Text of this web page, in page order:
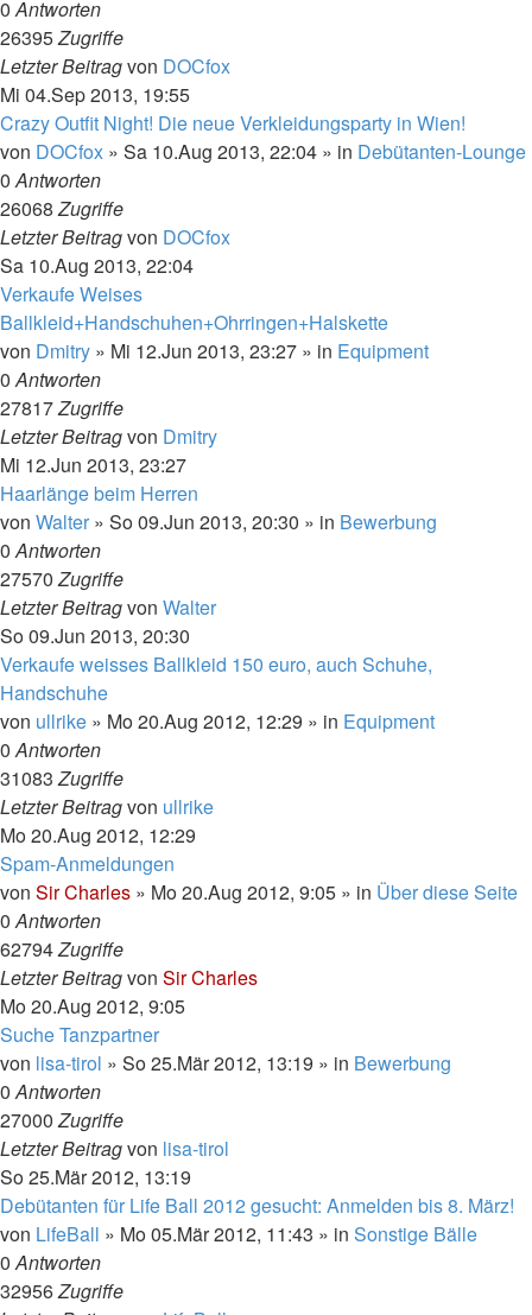
0Antworten
26395Zugriffe
Letzter Beitragvon DOCfox
Mi 04.Sep 2013, 19:55
Crazy Outfit Night! Die neue Verkleidungsparty in Wien!
von DOCfox » Sa 10.Aug 2013, 22:04 » in Debütanten-Lounge
0Antworten
26068Zugriffe
Letzter Beitragvon DOCfox
Sa 10.Aug 2013, 22:04
Verkaufe Weises
Ballkleid+Handschuhen+Ohrringen+Halskette
von Dmitry » Mi 12.Jun 2013, 23:27 » in Equipment
0Antworten
27817Zugriffe
Letzter Beitragvon Dmitry
Mi 12.Jun 2013, 23:27
Haarlänge beim Herren
von Walter » So 09.Jun 2013, 20:30 » in Bewerbung
0Antworten
27570Zugriffe
Letzter Beitragvon Walter
So 09.Jun 2013, 20:30
Verkaufe weisses Ballkleid 150 euro, auch Schuhe,
Handschuhe
von ullrike » Mo 20.Aug 2012, 12:29 » in Equipment
0Antworten
31083Zugriffe
Letzter Beitragvon ullrike
Mo 20.Aug 2012, 12:29
Spam-Anmeldungen
von Sir Charles » Mo 20.Aug 2012, 9:05 » in Über diese Seite
0Antworten
62794Zugriffe
Letzter Beitragvon Sir Charles
Mo 20.Aug 2012, 9:05
Suche Tanzpartner
von lisa-tirol » So 25.Mär 2012, 13:19 » in Bewerbung
0Antworten
27000Zugriffe
Letzter Beitragvon lisa-tirol
So 25.Mär 2012, 13:19
Debütanten für Life Ball 2012 gesucht: Anmelden bis 8. März!
von LifeBall » Mo 05.Mär 2012, 11:43 » in Sonstige Bälle
0Antworten
32956Zugriffe